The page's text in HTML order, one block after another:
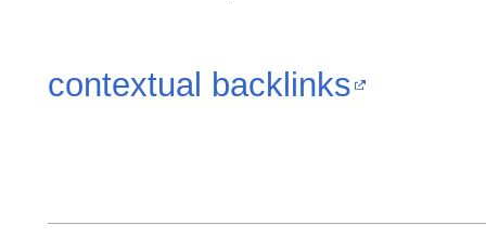
contextual backlinks